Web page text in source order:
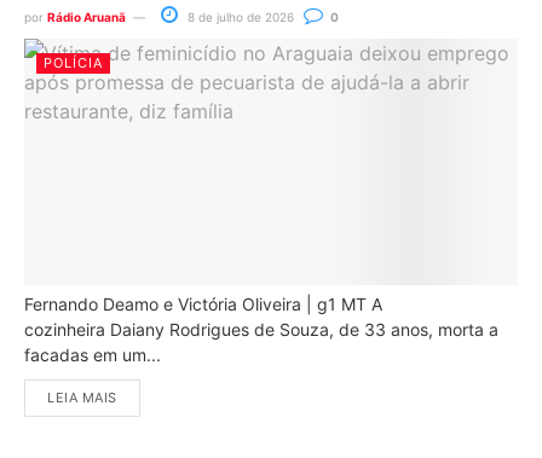
por Rádio Aruanã 8 de julho de 2026 0
POLÍCIA
Fernando Deamo e Victória Oliveira | g1 MT A
cozinheira Daiany Rodrigues de Souza, de 33 anos, morta a
facadas em um...
LEIA MAIS